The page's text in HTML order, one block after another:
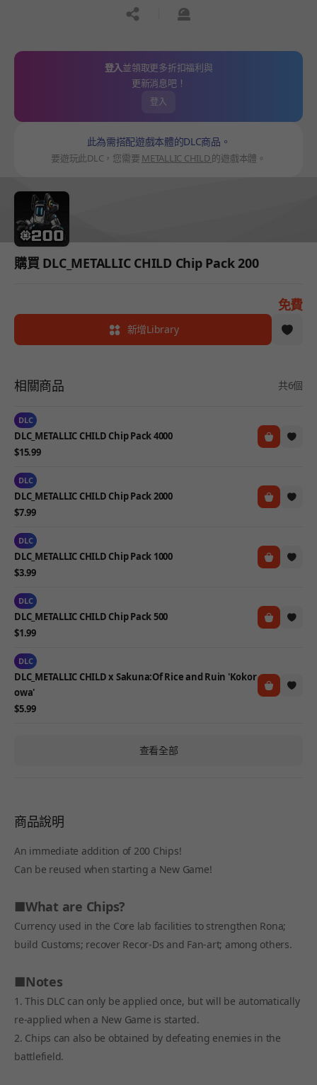
공유하기신고하기
登入並領取更多折扣福利與
更新消息吧！
登入
此為需搭配遊戲本體的DLC商品。
要遊玩此DLC，您需要 METALLIC CHILD的遊戲本體。
購買 DLC_METALLIC CHILD Chip Pack 200
免費
新增Library
相關商品 共6個
DLC
DLC_METALLIC CHILD Chip Pack 4000
$15.99
DLC
DLC_METALLIC CHILD Chip Pack 2000
$7.99
DLC
DLC_METALLIC CHILD Chip Pack 1000
$3.99
DLC
DLC_METALLIC CHILD Chip Pack 500
$1.99
DLC
DLC_METALLIC CHILD x Sakuna:Of Rice and Ruin 'Kokor
owa'
$5.99
查看全部
商品說明
An immediate addition of 200 Chips!
Can be reused when starting a New Game!
■What are Chips?
Currency used in the Core lab facilities to strengthen Rona;
build Customs; recover Recor-Ds and Fan-art; among others.
■Notes
1. This DLC can only be applied once, but will be automatically
re-applied when a New Game is started.
2. Chips can also be obtained by defeating enemies in the
battlefield.